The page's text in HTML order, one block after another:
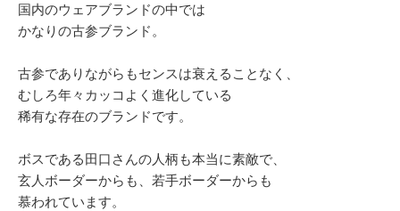
国内のウェアブランドの中では
かなりの古参ブランド。
古参でありながらもセンスは衰えることなく、
むしろ年々カッコよく進化している
稀有な存在のブランドです。
ボスである田口さんの人柄も本当に素敵で、
玄人ボーダーからも、若手ボーダーからも
慕われています。